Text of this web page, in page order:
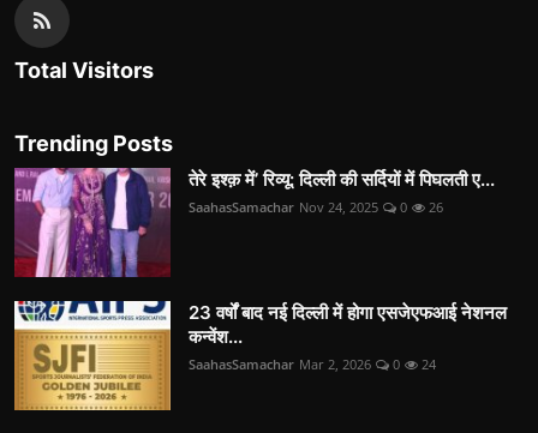
Total Visitors
Trending Posts
तेरे इश्क़ में’ रिव्यू: दिल्ली की सर्दियों में पिघलती ए...
SaahasSamachar Nov 24, 2025 0 26
23 वर्षों बाद नई दिल्ली में होगा एसजेएफआई नेशनल
कन्वेंश...
SaahasSamachar Mar 2, 2026 0 24